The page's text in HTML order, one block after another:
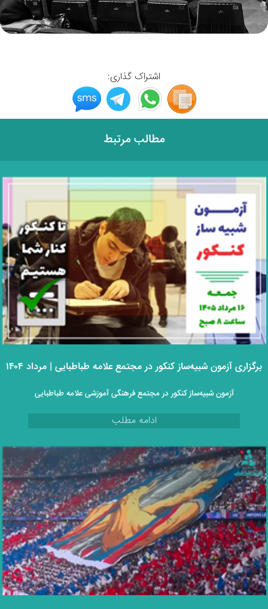
اشتراک گذاری:
مطالب مرتبط
برگزاری آزمون شبیه‌ساز کنکور در مجتمع علامه طباطبایی | مرداد ۱۴۰۴
آزمون شبیه‌ساز کنکور در مجتمع فرهنگی آموزشی علامه طباطبایی
ادامه مطلب